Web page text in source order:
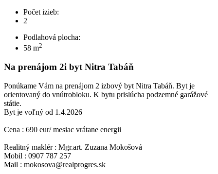
Počet izieb:
2
Podlahová plocha:
58 m2
Na prenájom 2i byt Nitra Tabáň
Ponúkame Vám na prenájom 2 izbový byt Nitra Tabáň. Byt je
orientovaný do vnútrobloku. K bytu prislúcha podzemné garážové
státie.
Byt je voľný od 1.4.2026
Cena : 690 eur/ mesiac vrátane energii
Realitný maklér : Mgr.art. Zuzana Mokošová
Mobil : 0907 787 257
Mail : mokosova@realprogres.sk